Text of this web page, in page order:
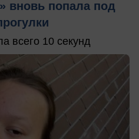
вновь попала под
всего 10 секунд